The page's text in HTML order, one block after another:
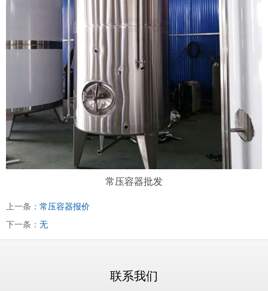
常压容器批发
上一条： 常压容器报价
下一条： 无
联系我们